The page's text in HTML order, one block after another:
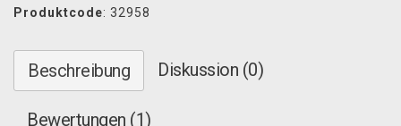
Produktcode: 32958
Beschreibung Diskussion (0)
Bewertungen (1)